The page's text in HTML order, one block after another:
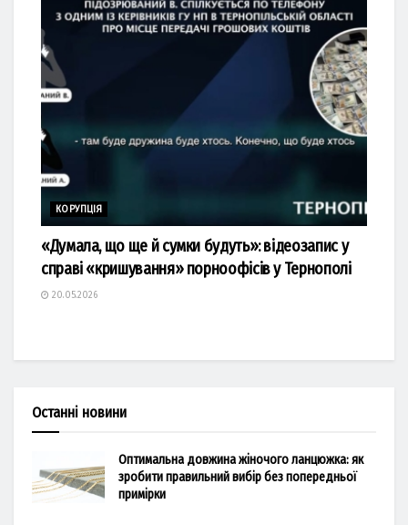
КОРУПЦІЯ
«Думала, що ще й сумки будуть»: відеозапис у
справі «кришування» порноофісів у Тернополі
20.05.2026
Останні новини
Оптимальна довжина жіночого ланцюжка: як
зробити правильний вибір без попередньої
примірки